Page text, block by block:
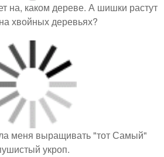
на, каком дереве. А шишки растут
хвойных деревьях?
меня выращивать "тот Самый"
укроп.